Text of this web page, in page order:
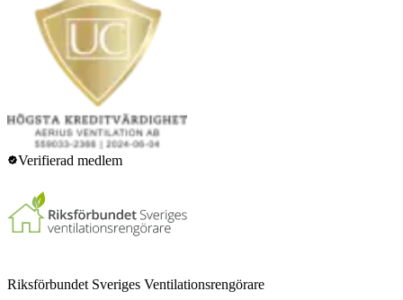
Verifierad medlem
Riksförbundet Sveriges Ventilationsrengörare